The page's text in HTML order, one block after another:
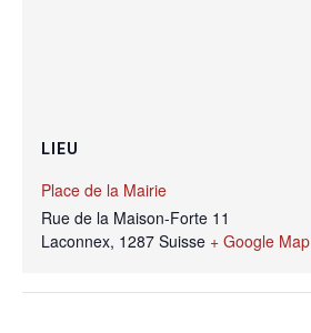
LIEU
Place de la Mairie
Rue de la Maison-Forte 11
Laconnex, 1287 Suisse + Google Map